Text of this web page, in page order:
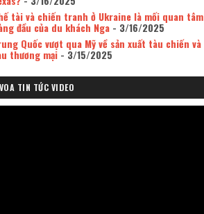
tài và chiến tranh ở Ukraine là mối quan tâm
đầu của du khách Nga- 3/16/2025
Quốc vượt qua Mỹ về sản xuất tàu chiến và
thương mại- 3/15/2025
VOA TIN TỨC VIDEO